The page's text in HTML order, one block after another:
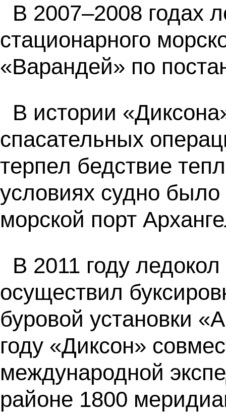
В 2007–2008 годах
стационарного
«Варандей» по
В истории
спасательных
терпел бедствие
условиях судно было
морской порт
В 2011 году
осуществил
буровой установки
году «Диксон»
международной
районе 1800